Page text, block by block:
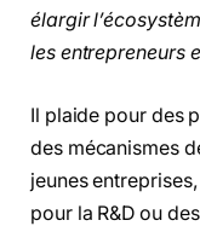
élargir
les entrepreneurs
Il plaide pour des
des mécanismes
jeunes
pour la R&D ou